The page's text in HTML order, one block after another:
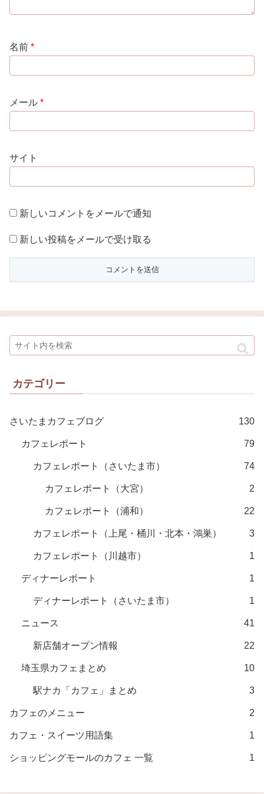
名前 *
メール *
サイト
新しいコメントをメールで通知
新しい投稿をメールで受け取る
カテゴリー
さいたまカフェブログ 130
カフェレポート 79
カフェレポート（さいたま市） 74
カフェレポート（大宮） 2
カフェレポート（浦和） 22
カフェレポート（上尾・桶川・北本・鴻巣） 3
カフェレポート（川越市） 1
ディナーレポート 1
ディナーレポート（さいたま市） 1
ニュース 41
新店舗オープン情報 22
埼玉県カフェまとめ 10
駅ナカ「カフェ」まとめ 3
カフェのメニュー 2
カフェ・スイーツ用語集 1
ショッピングモールのカフェ 一覧 1